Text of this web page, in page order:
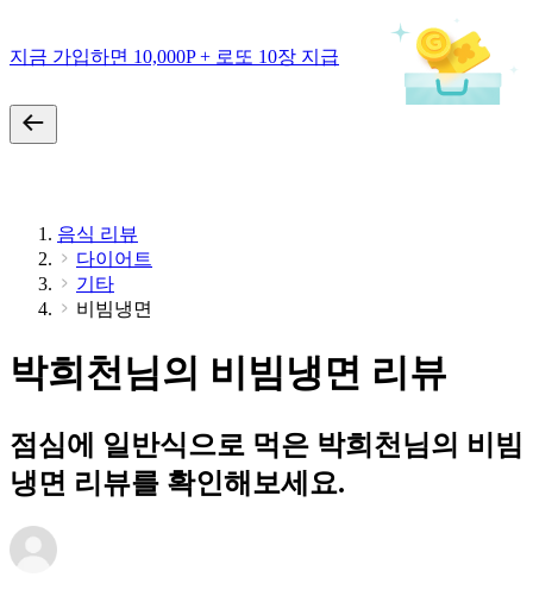
지금 가입하면 10,000P + 로또 10장 지급
음식 리뷰
다이어트
기타
비빔냉면
박희천님의 비빔냉면 리뷰
점심에 일반식으로 먹은 박희천님의 비빔
냉면 리뷰를 확인해보세요.